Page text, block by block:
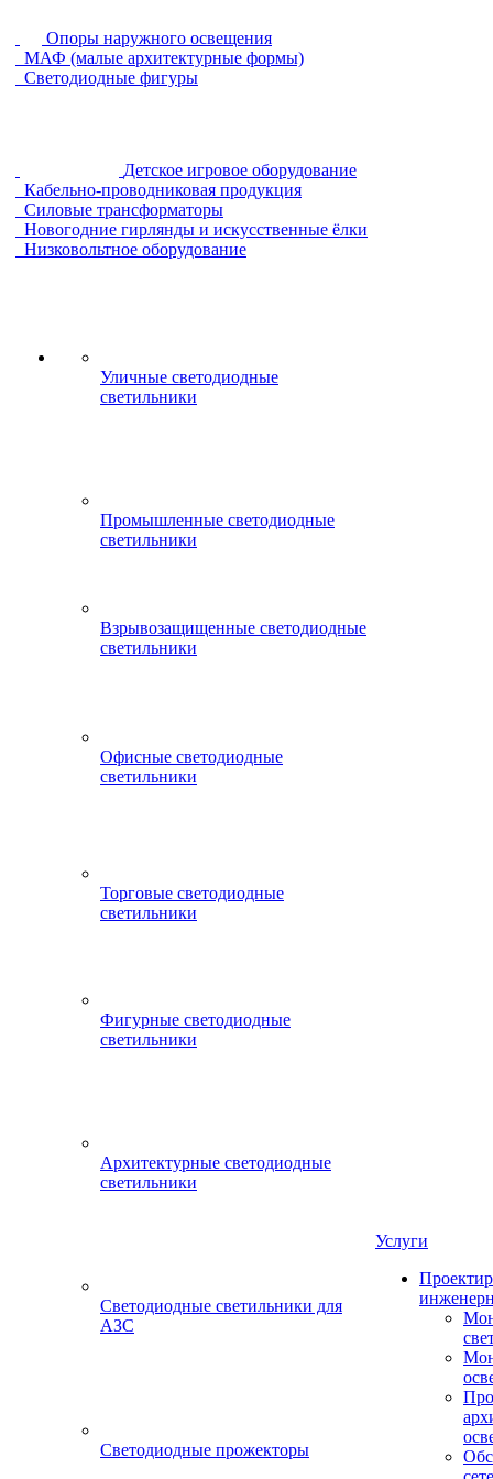
Опоры наружного освещения
МАФ (малые архитектурные формы)
Светодиодные фигуры
Детское игровое оборудование
Кабельно-проводниковая продукция
Силовые трансформаторы
Новогодние гирлянды и искусственные ёлки
Низковольтное оборудование
Уличные светодиодные
светильники
Промышленные светодиодные
светильники
Взрывозащищенные светодиодные
светильники
Офисные светодиодные
светильники
Торговые светодиодные
светильники
Фигурные светодиодные
светильники
Архитектурные светодиодные
светильники
Светодиодные светильники для
АЗС
Светодиодные прожекторы
Услуги